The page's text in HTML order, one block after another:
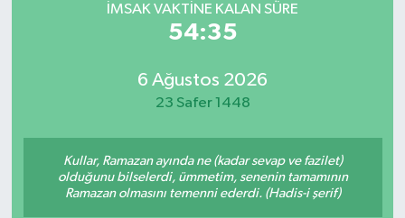
İMSAK VAKTINE KALAN SÜRE
54:35
6 Ağustos 2026
23 Safer 1448
Kullar, Ramazan ayında ne (kadar sevap ve fazilet)
olduğunu bilselerdi, ümmetim, senenin tamamının
Ramazan olmasını temenni ederdi. (Hadis-i şerif)